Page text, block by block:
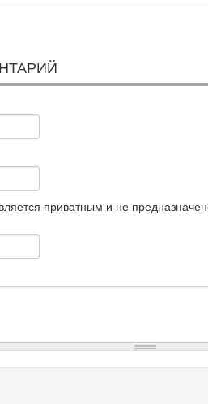
приватным и не